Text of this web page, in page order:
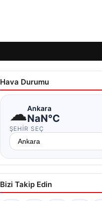
Hava Durumu
☁Ankara
NaN°C
ŞEHIR SEÇ
Bizi Takip Edin